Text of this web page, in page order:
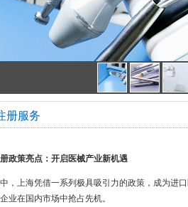
册服务
政策亮点：开启医械产业新机遇
，上海凭借一系列极具吸引力的政策，成为进
业在国内市场中抢占先机。